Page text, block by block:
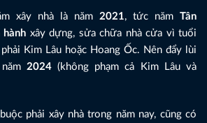
xây nhà là năm 2021, tức năm Tân
hành xây dựng, sửa chữa nhà cửa vì tuổi
Kim Lâu hoặc Hoang Ốc. Nên đẩy lùi
2024(không phạm cả Kim Lâu và
phải xây nhà trong năm nay, cũng có